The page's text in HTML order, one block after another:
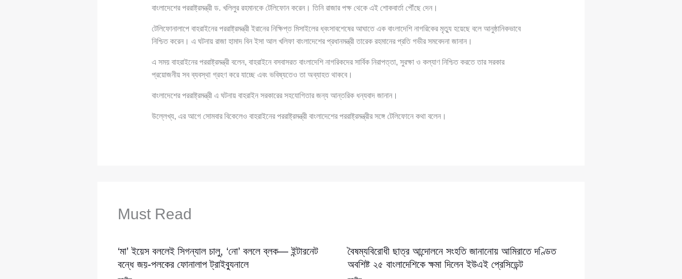
বাংলাদেশের পররাষ্ট্রমন্ত্রী ড. খলিলুর রহমানকে টেলিফোন করেন। তিনি রাজার পক্ষ থেকে এই শোকবার্তা পৌঁছে দেন।
টেলিফোনালাপে বাহরাইনের পররাষ্ট্রমন্ত্রী ইরানের নিক্ষিপ্ত মিসাইলের ধ্বংসাবশেষের আঘাতে এক বাংলাদেশি নাগরিকের মৃত্যু হয়েছে বলে আনুষ্ঠানিকভাবে
নিশ্চিত করেন। এ ঘটনায় রাজা হামাদ বিন ইসা আল খলিফা বাংলাদেশের প্রধানমন্ত্রী তারেক রহমানের প্রতি গভীর সমবেদনা জানান।
এ সময় বাহরাইনের পররাষ্ট্রমন্ত্রী বলেন, বাহরাইনে বসবাসরত বাংলাদেশি নাগরিকদের সার্বিক নিরাপত্তা, সুরক্ষা ও কল্যাণ নিশ্চিত করতে তার সরকার
প্রয়োজনীয় সব ব্যবস্থা গ্রহণ করে যাচ্ছে এবং ভবিষ্যতেও তা অব্যাহত থাকবে।
বাংলাদেশের পররাষ্ট্রমন্ত্রী এ ঘটনায় বাহরাইন সরকারের সহযোগিতার জন্য আন্তরিক ধন্যবাদ জানান।
উল্লেখ্য, এর আগে সোমবার বিকেলেও বাহরাইনের পররাষ্ট্রমন্ত্রী বাংলাদেশের পররাষ্ট্রমন্ত্রীর সঙ্গে টেলিফোনে কথা বলেন।
Must Read
‘মা’ ইয়েস বললেই সিগন্যাল চালু, ‘নো’ বললে ব্লক— ইন্টারনেট
বন্ধে জয়-পলকের ফোনালাপ ট্রাইব্যুনালে
বৈষম্যবিরোধী ছাত্র আন্দোলনে সংহতি জানানোয় আমিরাতে দণ্ডিত
অবশিষ্ট ২৫ বাংলাদেশিকে ক্ষমা দিলেন ইউএই প্রেসিডেন্ট